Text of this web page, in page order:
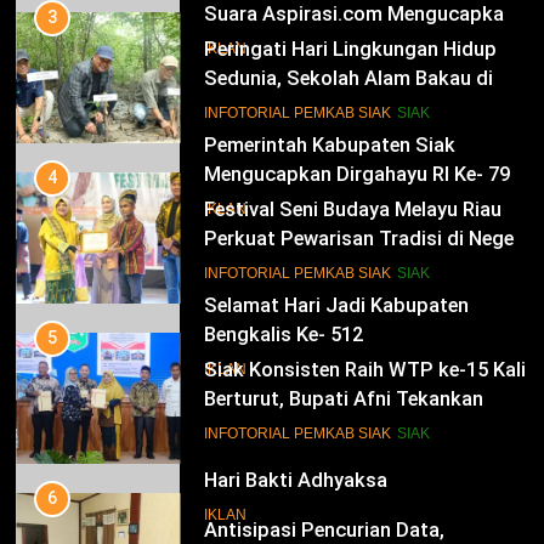
Suara Aspirasi.com Mengucapkan
Selamat HUT RI Ke-79
IKLAN
13
Pemerintah Kabupaten Siak
Mengucapkan Dirgahayu RI Ke- 79
IKLAN
14
Selamat Hari Jadi Kabupaten
Bengkalis Ke- 512
IKLAN
15
Hari Bakti Adhyaksa
IKLAN
3
Peringati Hari Lingkungan Hidup
Sedunia, Sekolah Alam Bakau di
Siak Cetak Generasi Penjaga
Pesisir
INFOTORIAL PEMKAB SIAK SIAK
4
Festival Seni Budaya Melayu Riau
Perkuat Pewarisan Tradisi di Negeri
Istana
INFOTORIAL PEMKAB SIAK SIAK
5
Siak Konsisten Raih WTP ke-15 Kali
Berturut, Bupati Afni Tekankan
Penguatan Tata Kelola Keuangan
INFOTORIAL PEMKAB SIAK SIAK
6
Antisipasi Pencurian Data,